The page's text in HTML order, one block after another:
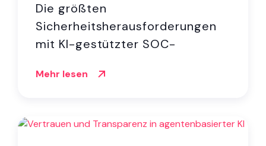
Die größten
Sicherheitsherausforderungen
mit KI-gestützter SOC-
Mehr lesen